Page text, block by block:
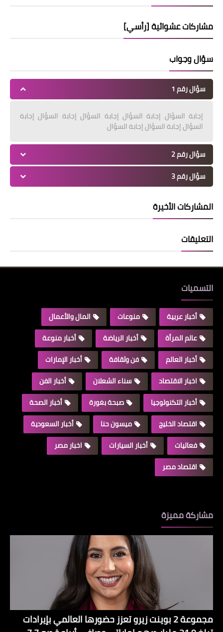
مشاركات عشوائية [رأسي]
سؤال وجواب
سؤال رقم 1
إجابة السؤال إجابة السؤال إجابة السؤال إجابة السؤال إجابة
السؤال إجابة السؤال إجابة السؤال
سؤال رقم 2
سؤال رقم 3
المشاركات الأخيرة
التعليقات
التسميات
أخبار عربية منوعات
المال والأعمال
عالم المرأة
أخبار الرياضة
أخبار منوعة
أخبار العالم
فن وثقافة
أخبار الإمارات
اخبار الاقتصاد
سناء الشعلان
أخبار الفن
أخبار التكنولوجيا
صبحة بغورة
أخبار الصحة
اقتصاد الخليج
ميسون حنا
أخبار السعودية
فعاليات
أخبار السيارات
اخبار مصر
اقتصاد مصر
مشاركة مميزة
مجموعة 2 بوينت زيرو تعزز حضورها العالمي بإيرادات